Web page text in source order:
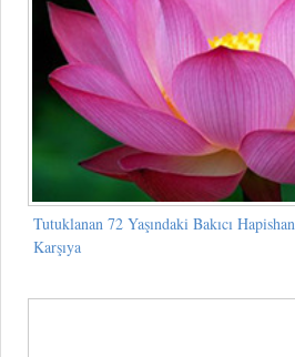
Tutuklanan 72 Yaşındaki Bakıcı
Karşıya